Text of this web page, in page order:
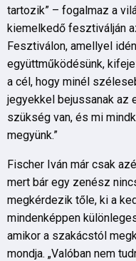
tartozik” – fogalmaz a
kiemelkedő fesztiválján
Fesztiválon, amellyel
együttműködésünk,
a cél, hogy minél
jegyekkel bejussanak az
szükség van, és mi
megyünk.”
Fischer Iván már csak
mert bár egy zenész
megkérdezik tőle, ki a
mindenképpen
amikor a szakácstól
mondja. „Valóban nem